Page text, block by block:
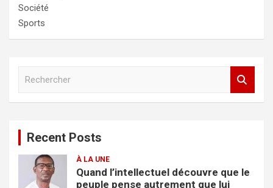
Société
Sports
c
Recent Posts
À LA UNE
Quand l’intellectuel découvre que le
peuple pense autrement que lui